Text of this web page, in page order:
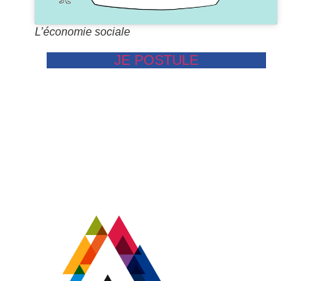
L’économie sociale
JE POSTULE